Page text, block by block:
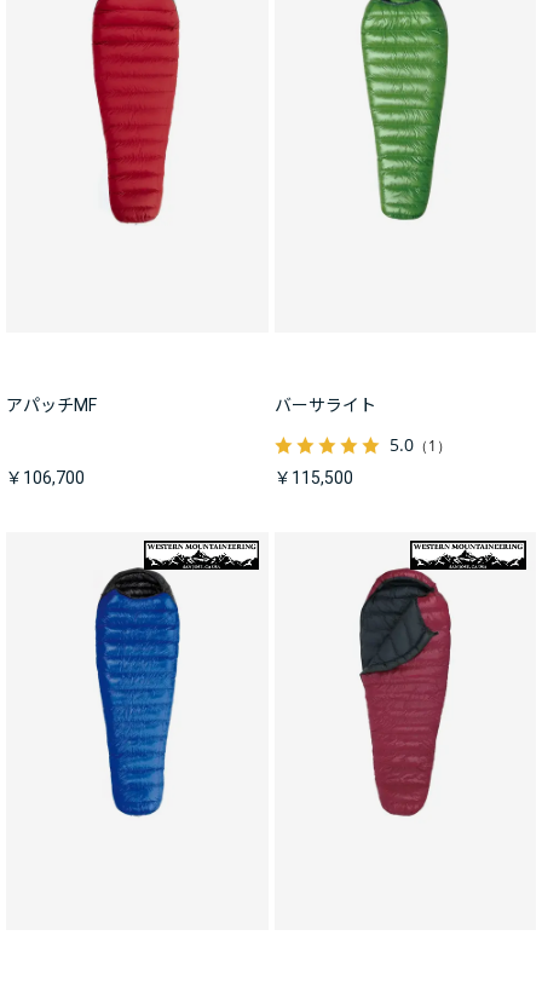
アパッチMF
￥106,700
バーサライト
5.0（1）
￥115,500